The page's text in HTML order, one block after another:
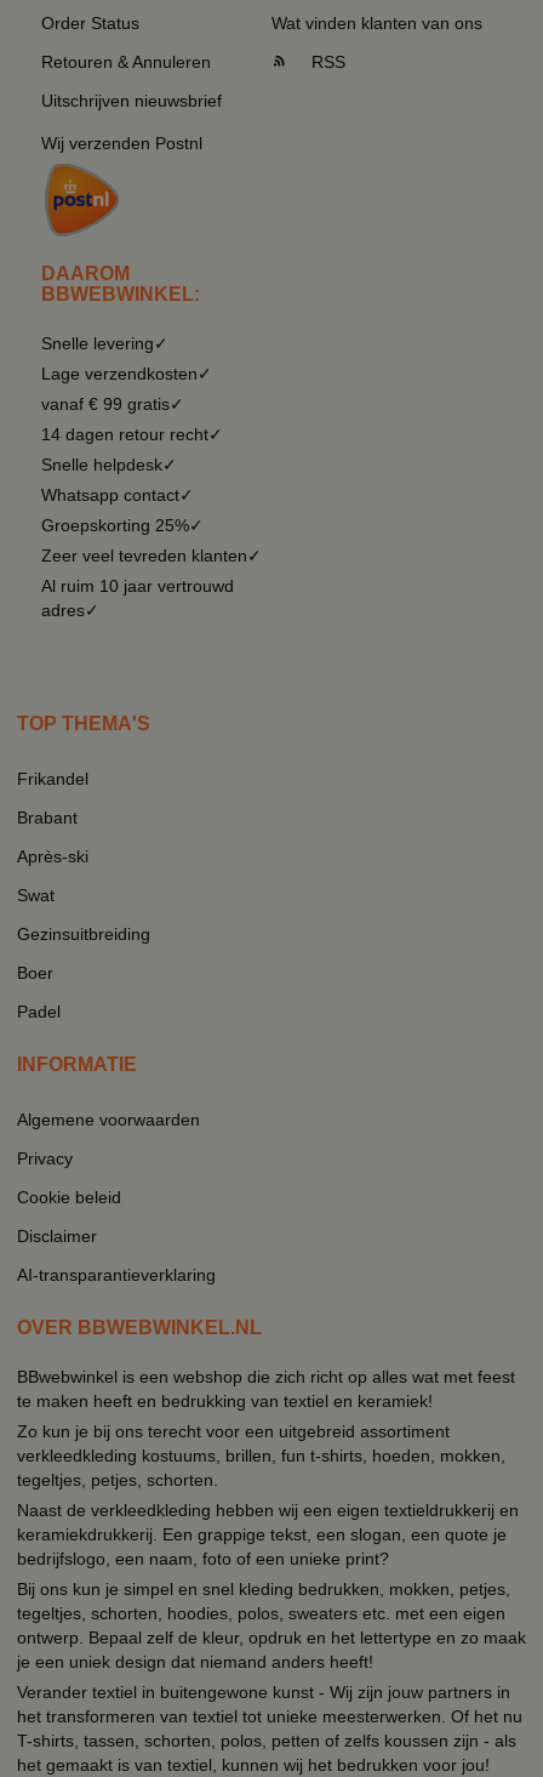
Order Status
Retouren & Annuleren
Uitschrijven nieuwsbrief
Wij verzenden Postnl
DAAROM
BBWEBWINKEL:
Snelle levering✓
Lage verzendkosten✓
vanaf € 99 gratis✓
14 dagen retour recht✓
Snelle helpdesk✓
Whatsapp contact✓
Groepskorting 25%✓
Zeer veel tevreden klanten✓
Al ruim 10 jaar vertrouwd
adres✓
Wat vinden klanten van ons
RSS
TOP THEMA'S
Frikandel
Brabant
Après-ski
Swat
Gezinsuitbreiding
Boer
Padel
INFORMATIE
Algemene voorwaarden
Privacy
Cookie beleid
Disclaimer
AI-transparantieverklaring
OVER BBWEBWINKEL.NL
BBwebwinkel is een webshop die zich richt op alles wat met feest
te maken heeft en bedrukking van textiel en keramiek!
Zo kun je bij ons terecht voor een uitgebreid assortiment
verkleedkleding kostuums, brillen, fun t-shirts, hoeden, mokken,
tegeltjes, petjes, schorten.
Naast de verkleedkleding hebben wij een eigen textieldrukkerij en
keramiekdrukkerij. Een grappige tekst, een slogan, een quote je
bedrijfslogo, een naam, foto of een unieke print?
Bij ons kun je simpel en snel kleding bedrukken, mokken, petjes,
tegeltjes, schorten, hoodies, polos, sweaters etc. met een eigen
ontwerp. Bepaal zelf de kleur, opdruk en het lettertype en zo maak
je een uniek design dat niemand anders heeft!
Verander textiel in buitengewone kunst - Wij zijn jouw partners in
het transformeren van textiel tot unieke meesterwerken. Of het nu
T-shirts, tassen, schorten, polos, petten of zelfs koussen zijn - als
het gemaakt is van textiel, kunnen wij het bedrukken voor jou!